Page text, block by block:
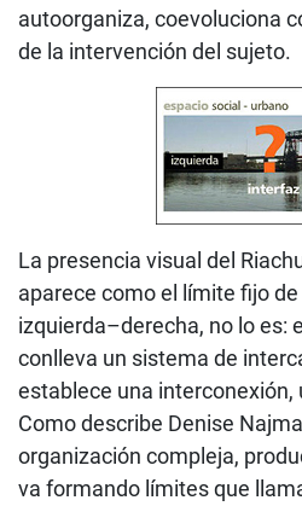
autoorganiza, coevoluciona
de la intervención del sujeto.
La presencia visual del
aparece como el límite fijo
izquierda–derecha, no lo es:
conlleva un sistema de
establece una interconexión,
Como describe Denise
organización compleja,
va formando límites que